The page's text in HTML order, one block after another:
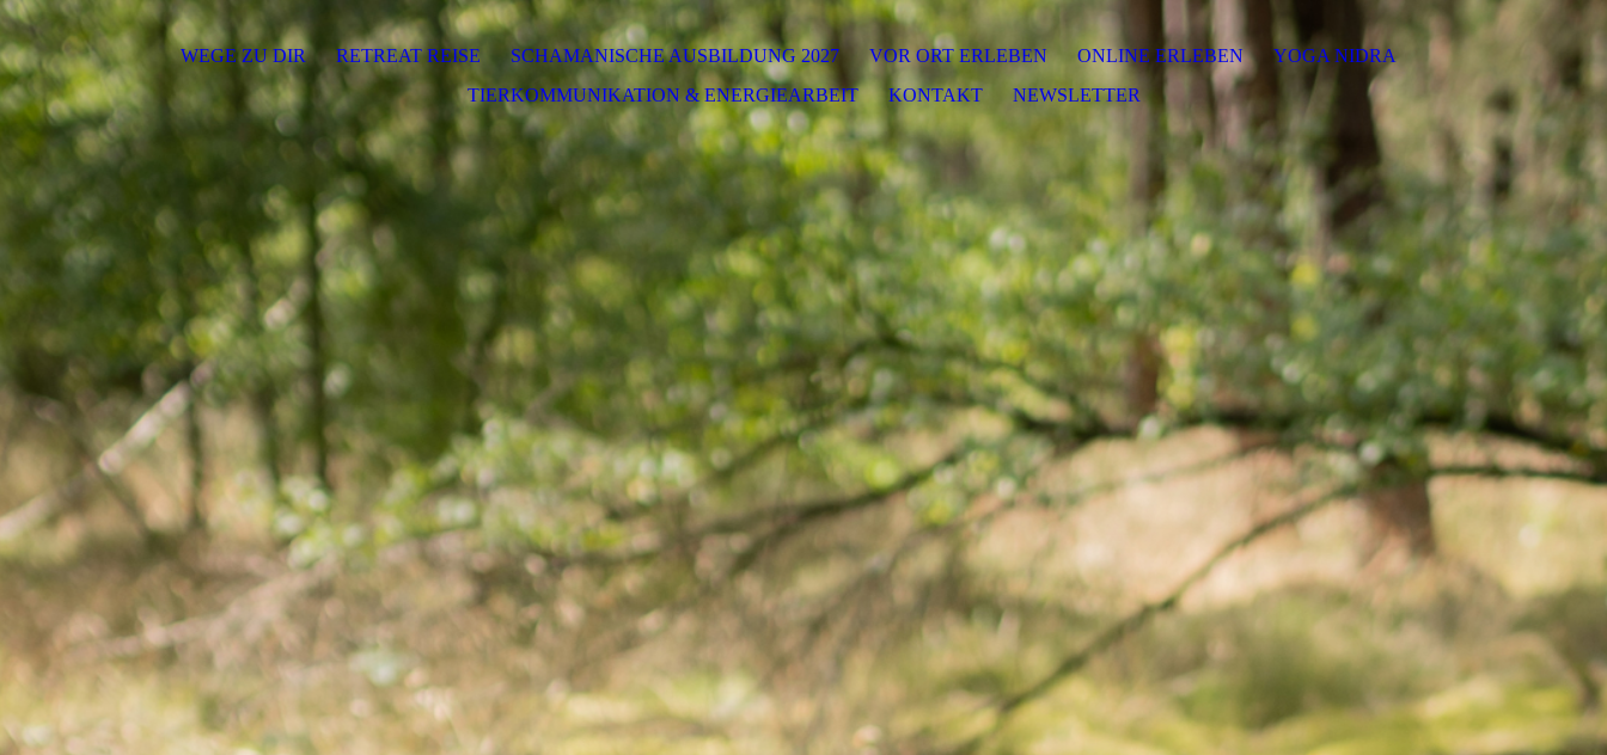
WEGE ZU DIR RETREAT REISE SCHAMANISCHE AUSBILDUNG 2027 VOR ORT ERLEBEN ONLINE ERLEBEN
YOGA NIDRA
TIERKOMMUNIKATION & ENERGIEARBEIT
KONTAKT NEWSLETTER